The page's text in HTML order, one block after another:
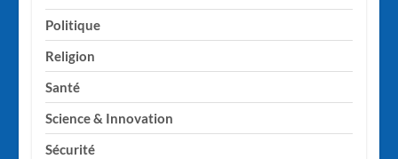
Politique
Religion
Santé
Science & Innovation
Sécurité